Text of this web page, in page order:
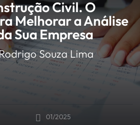
Civil. O
Melhorar a Análise
Sua Empresa
Souza Lima
01/2025